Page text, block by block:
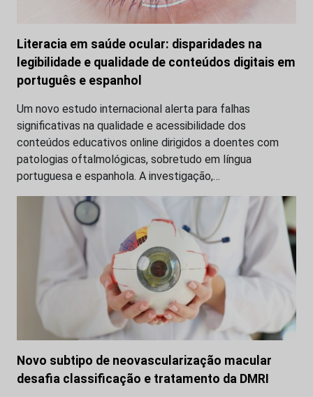
Literacia em saúde ocular: disparidades na
legibilidade e qualidade de conteúdos digitais em
português e espanhol
Um novo estudo internacional alerta para falhas
significativas na qualidade e acessibilidade dos
conteúdos educativos online dirigidos a doentes com
patologias oftalmológicas, sobretudo em língua
portuguesa e espanhola. A investigação,…
Novo subtipo de neovascularização macular
desafia classificação e tratamento da DMRI